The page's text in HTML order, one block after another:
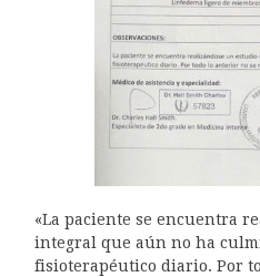
«La paciente se encuentra
integral que aún no ha
fisioterapéutico diario. Por